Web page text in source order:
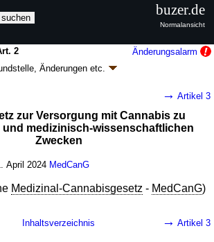
2
Änderungsalarm
Änderungen etc.
/ Entwurf / Begründung |
→ Artikel 3
zur Versorgung mit Cannabis zu
und medizinisch-wissenschaftlichen
Zwecken
April 2024 MedCanG
Medizinal-Cannabisgesetz - MedCanG)
Inhaltsverzeichnis → Artikel 3
buzer.de
Normalansicht